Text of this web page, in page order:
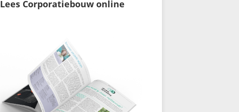
Lees Corporatiebouw online